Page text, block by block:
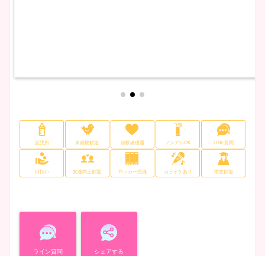
託児所 未経験歓迎 経験者優遇 ノンアルOK LINE質問
日払い 友達同士歓迎 ロッカー完備 カラオケあり 学生歓迎
ライン質問 シェアする